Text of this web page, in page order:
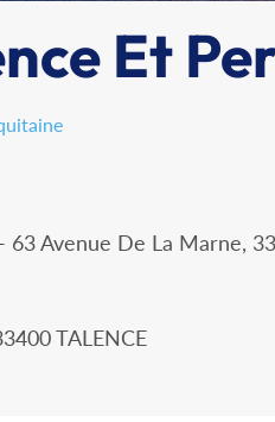
Et
Avenue De La Marne,
TALENCE